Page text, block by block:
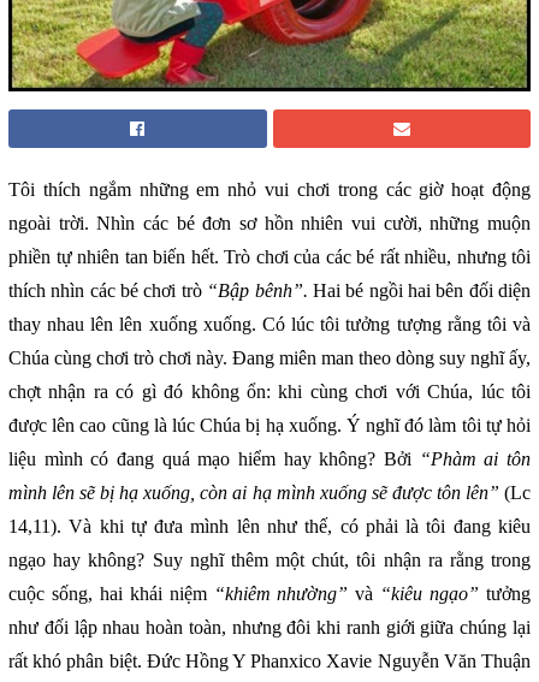
Tôi thích ngắm những em nhỏ vui chơi trong các giờ hoạt động
ngoài trời. Nhìn các bé đơn sơ hồn nhiên vui cười, những muộn
phiền tự nhiên tan biến hết. Trò chơi của các bé rất nhiều, nhưng tôi
thích nhìn các bé chơi trò “Bập bênh”. Hai bé ngồi hai bên đối diện
thay nhau lên lên xuống xuống. Có lúc tôi tưởng tượng rằng tôi và
Chúa cùng chơi trò chơi này. Đang miên man theo dòng suy nghĩ ấy,
chợt nhận ra có gì đó không ổn: khi cùng chơi với Chúa, lúc tôi
được lên cao cũng là lúc Chúa bị hạ xuống. Ý nghĩ đó làm tôi tự hỏi
liệu mình có đang quá mạo hiểm hay không? Bởi “Phàm ai tôn
mình lên sẽ bị hạ xuống, còn ai hạ mình xuống sẽ được tôn lên” (Lc
14,11). Và khi tự đưa mình lên như thế, có phải là tôi đang kiêu
ngạo hay không? Suy nghĩ thêm một chút, tôi nhận ra rằng trong
cuộc sống, hai khái niệm “khiêm nhường” và “kiêu ngạo” tưởng
như đối lập nhau hoàn toàn, nhưng đôi khi ranh giới giữa chúng lại
rất khó phân biệt. Đức Hồng Y Phanxico Xavie Nguyễn Văn Thuận